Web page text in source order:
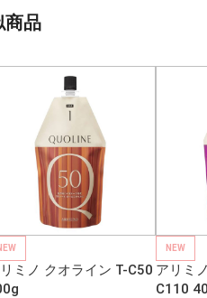
商品
ミノ クオライン T-C50
NEW
アリミ
C110